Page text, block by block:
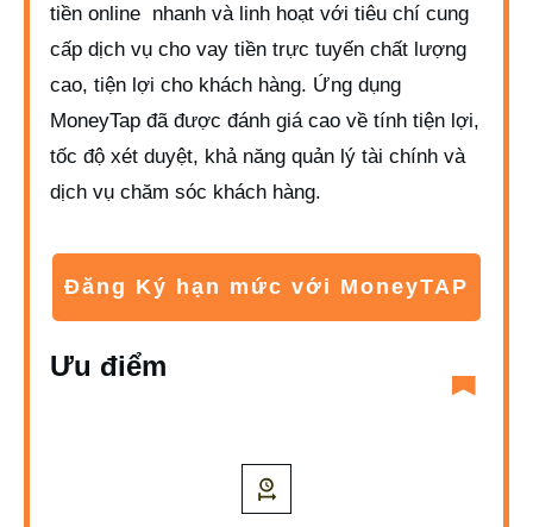
tiền online nhanh và linh hoạt với tiêu chí cung
cấp dịch vụ cho vay tiền trực tuyến chất lượng
cao, tiện lợi cho khách hàng. Ứng dụng
MoneyTap đã được đánh giá cao về tính tiện lợi,
tốc độ xét duyệt, khả năng quản lý tài chính và
dịch vụ chăm sóc khách hàng.
Đăng Ký hạn mức với MoneyTAP
Ưu điểm